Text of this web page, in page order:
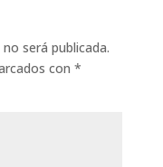
será publicada.
con *